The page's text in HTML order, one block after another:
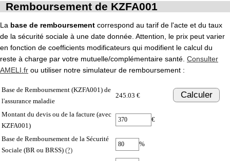
Remboursement de KZFA001
La base de remboursement correspond au tarif de l'acte et du taux
de la sécurité sociale à une date donnée. Attention, le prix peut varier
en fonction de coefficients modificateurs qui modifient le calcul du
reste à charge par votre mutuelle/complémentaire santé. Consulter
AMELI.fr ou utiliser notre simulateur de remboursement :
Base de Remboursement (KZFA001) de
l'assurance maladie
245.03 € Calculer
Montant du devis ou de la facture (avec
KZFA001)
€
Base de Remboursement de la Sécurité
Sociale (BR ou BRSS) (?)
%